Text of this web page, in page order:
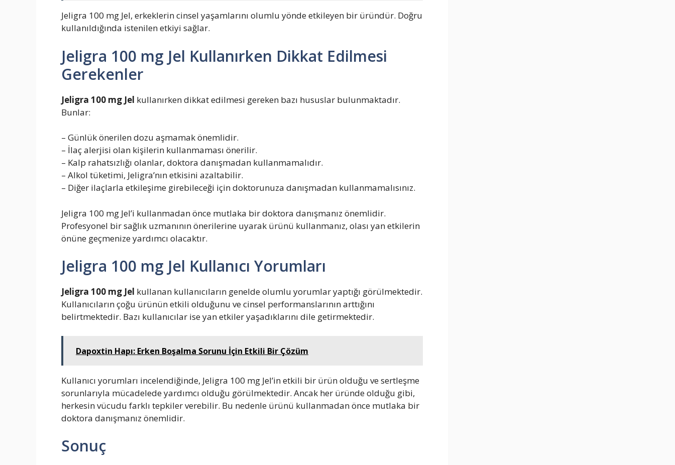
Jeligra 100 mg Jel, erkeklerin cinsel yaşamlarını olumlu yönde etkileyen bir üründür. Doğru
kullanıldığında istenilen etkiyi sağlar.
Jeligra 100 mg Jel Kullanırken Dikkat Edilmesi
Gerekenler
Jeligra 100 mg Jel kullanırken dikkat edilmesi gereken bazı hususlar bulunmaktadır.
Bunlar:
– Günlük önerilen dozu aşmamak önemlidir.
– İlaç alerjisi olan kişilerin kullanmaması önerilir.
– Kalp rahatsızlığı olanlar, doktora danışmadan kullanmamalıdır.
– Alkol tüketimi, Jeligra’nın etkisini azaltabilir.
– Diğer ilaçlarla etkileşime girebileceği için doktorunuza danışmadan kullanmamalısınız.
Jeligra 100 mg Jel’i kullanmadan önce mutlaka bir doktora danışmanız önemlidir.
Profesyonel bir sağlık uzmanının önerilerine uyarak ürünü kullanmanız, olası yan etkilerin
önüne geçmenize yardımcı olacaktır.
Jeligra 100 mg Jel Kullanıcı Yorumları
Jeligra 100 mg Jel kullanan kullanıcıların genelde olumlu yorumlar yaptığı görülmektedir.
Kullanıcıların çoğu ürünün etkili olduğunu ve cinsel performanslarının arttığını
belirtmektedir. Bazı kullanıcılar ise yan etkiler yaşadıklarını dile getirmektedir.
Dapoxtin Hapı: Erken Boşalma Sorunu İçin Etkili Bir Çözüm
Kullanıcı yorumları incelendiğinde, Jeligra 100 mg Jel’in etkili bir ürün olduğu ve sertleşme
sorunlarıyla mücadelede yardımcı olduğu görülmektedir. Ancak her üründe olduğu gibi,
herkesin vücudu farklı tepkiler verebilir. Bu nedenle ürünü kullanmadan önce mutlaka bir
doktora danışmanız önemlidir.
Sonuç